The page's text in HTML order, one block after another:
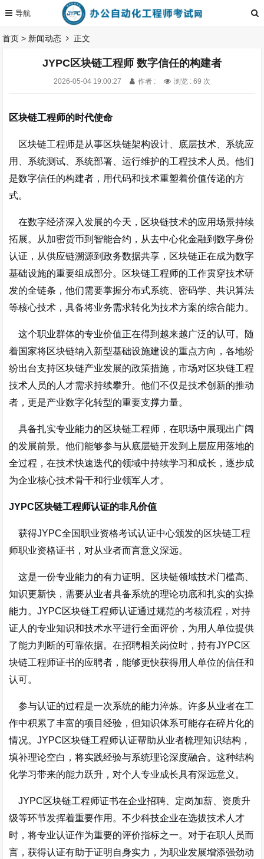
首页 > 新闻动态 正文
JYPC区块链工程师 数字信任的构建者
2026-05-04 19:00:27 作者 : 浏览 : 69 次
区块链工程师的时代使命
区块链工程师是从事区块链架构设计、底层技术、系统应
用、系统测试、系统部署、运行维护的工程技术人员。他们
是数字信任的构建者，用代码和技术重塑着价值传递的方
式。
在数字经济深入发展的今天，区块链技术的应用场景持续
拓展。从加密货币到智能合约，从去中心化金融到数字身份
认证，从供应链溯源到政务数据共享，区块链正在成为数字
基础设施的重要组成部分。区块链工程师的工作贯穿技术研
发的全链条，他们需要掌握分布式系统、密码学、共识算法
等核心技术，具备将业务需求转化为技术方案的综合能力。
这个职业群体的专业价值正在得到越来越广泛的认可。随
着国家将区块链纳入新型基础设施建设的重点方向，各地纷
纷出台支持区块链产业发展的政策措施，市场对区块链工程
技术人员的人才需求持续攀升。他们不仅是技术创新的推动
者，更是产业数字化转型的重要支撑力量。
具备扎实专业能力的区块链工程师，在职场中展现出广阔
的发展前景。他们能够参与从底层链开发到上层应用落地的
全过程，在技术快速迭代的领域中持续学习和成长，逐步成
为企业核心技术骨干和行业领军人才。
JYPC区块链工程师认证的非凡价值
获得JYPC全国职业资格考试认证中心颁发的区块链工程
师职业资格证书，对从业者而言意义深远。
这是一份专业能力的有力证明。区块链领域技术门槛高、
知识更新快，需要从业者具备系统的理论功底和扎实的实操
能力。JYPC区块链工程师认证通过规范的考核流程，对持
证人的专业知识和技术水平进行全面评价，为用人单位提供
了能力判断的可靠依据。在招聘相关岗位时，持有JYPC区
块链工程师证书的应聘者，能够更快获得用人单位的信任和
认可。
参与认证的过程是一次系统的能力淬炼。许多从业者在工
作中积累了丰富的项目经验，但知识体系可能存在碎片化的
情况。JYPC区块链工程师认证帮助从业者梳理知识结构，
填补理论空白，将实践经验与系统理论深度融合。这种结构
化学习带来的能力跃升，对个人专业成长具有深远意义。
JYPC区块链工程师证书在企业招聘、定岗加薪、资质升
级等环节发挥着重要作用。不少科技企业在选拔技术人才
时，将专业认证作为重要的评价指标之一。对于在职人员而
言，获得认证有助于证明自身实力，为职业发展增添强劲动